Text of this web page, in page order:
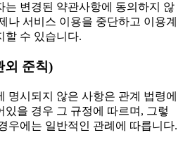
변경된 약관사항에 동의하지 않
나 서비스 이용을 중단하고 이용계
할 수 있습니다.
외 준칙)
명시되지 않은 사항은 관계 법령에
있을 경우 그 규정에 따르며, 그렇
우에는 일반적인 관례에 따릅니다.